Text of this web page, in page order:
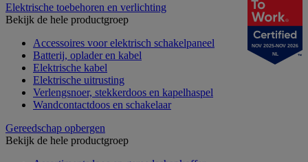
Elektrische toebehoren en verlichting
Bekijk de hele productgroep
Accessoires voor elektrisch schakelpaneel
Batterij, oplader en kabel
Elektrische kabel
Elektrische uitrusting
Verlengsnoer, stekkerdoos en kapelhaspel
Wandcontactdoos en schakelaar
Gereedschap opbergen
Bekijk de hele productgroep
NOV 2025-NOV 2026
NL